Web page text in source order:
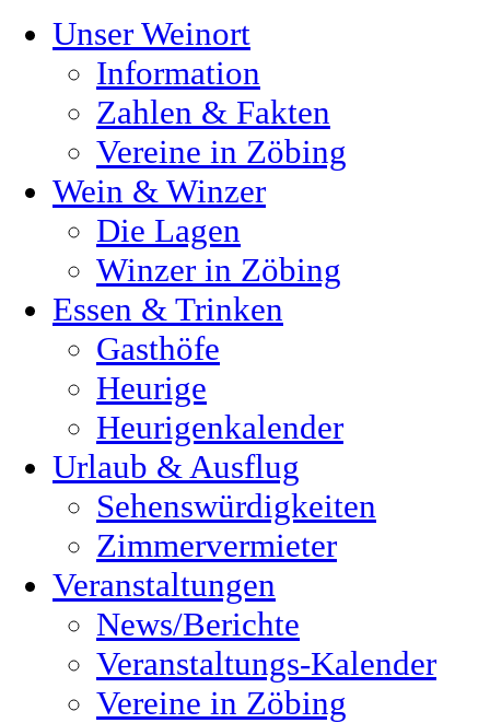
Unser Weinort
Information
Zahlen & Fakten
Vereine in Zöbing
Wein & Winzer
Die Lagen
Winzer in Zöbing
Essen & Trinken
Gasthöfe
Heurige
Heurigenkalender
Urlaub & Ausflug
Sehenswürdigkeiten
Zimmervermieter
Veranstaltungen
News/Berichte
Veranstaltungs-Kalender
Vereine in Zöbing